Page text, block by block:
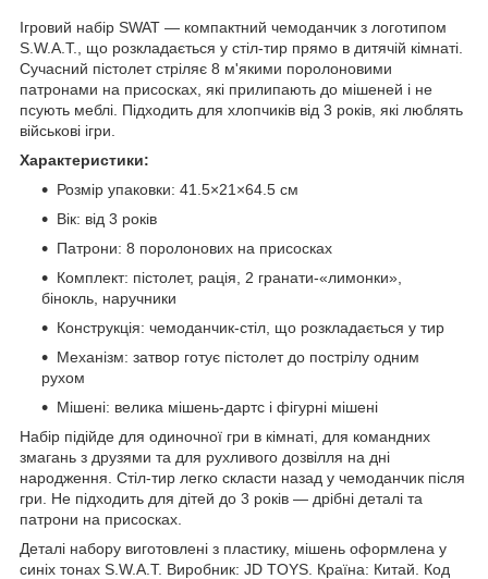
Ігровий набір SWAT — компактний чемоданчик з логотипом
S.W.A.T., що розкладається у стіл-тир прямо в дитячій кімнаті.
Сучасний пістолет стріляє 8 м'якими поролоновими
патронами на присосках, які прилипають до мішеней і не
псують меблі. Підходить для хлопчиків від 3 років, які люблять
військові ігри.
Характеристики:
Розмір упаковки: 41.5×21×64.5 см
Вік: від 3 років
Патрони: 8 поролонових на присосках
Комплект: пістолет, рація, 2 гранати-«лимонки»,
бінокль, наручники
Конструкція: чемоданчик-стіл, що розкладається у тир
Механізм: затвор готує пістолет до пострілу одним
рухом
Мішені: велика мішень-дартс і фігурні мішені
Набір підійде для одиночної гри в кімнаті, для командних
змагань з друзями та для рухливого дозвілля на дні
народження. Стіл-тир легко скласти назад у чемоданчик після
гри. Не підходить для дітей до 3 років — дрібні деталі та
патрони на присосках.
Деталі набору виготовлені з пластику, мішень оформлена у
синіх тонах S.W.A.T. Виробник: JD TOYS. Країна: Китай. Код